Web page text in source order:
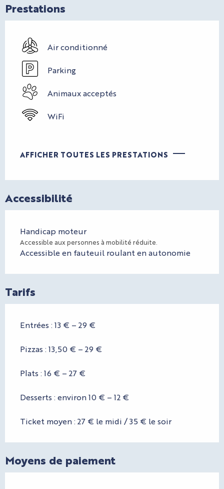
Prestations
Air conditionné
Parking
Animaux acceptés
WiFi
AFFICHER TOUTES LES PRESTATIONS
Accessibilité
Handicap moteur
Accessible aux personnes à mobilité réduite.
Accessible en fauteuil roulant en autonomie
Tarifs
Entrées : 13 € – 29 €
Pizzas : 13,50 € – 29 €
Plats : 16 € – 27 €
Desserts : environ 10 € – 12 €
Ticket moyen : 27 € le midi / 35 € le soir
Moyens de paiement